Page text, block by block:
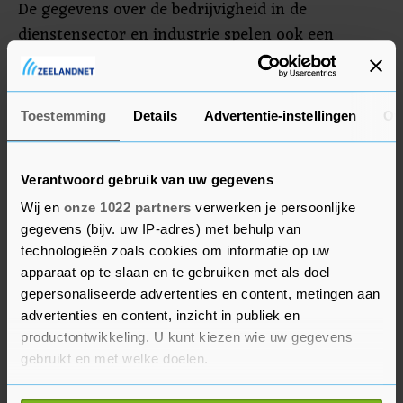
Toestemming Details Advertentie-instellingen
Verantwoord gebruik van uw gegevens
Wij en onze 1022 partners verwerken je persoonlijke
gegevens (bijv. uw IP-adres) met behulp van
technologieën zoals cookies om informatie op uw
apparaat op te slaan en te gebruiken met als doel
gepersonaliseerde advertenties en content, metingen aan
advertenties en content, inzicht in publiek en
productontwikkeling. U kunt kiezen wie uw gegevens
gebruikt en met welke doelen.
De gegevens over de bedrijvigheid in de
dienstensector en industrie spelen ook een
belangrijke rol in de discussie over de monetaire
koers van de Europese Centrale Bank (ECB). In
juli werd de rente met een half procentpunt
verhoogd. De notulen van die vergadering
zullen speuren naar aanwijzingen over een
volgende rentestap in september. De ECB heeft al
aangegeven de rentes verder te willen
"normaliseren", maar heeft zich nog niet
vastgepind op de omvang ervan.
Ongeveer de helft van de 25 beleidsmakers van
de ECB zullen komende week aanwezig zijn bij
het jaarlijkse symposium over het economische